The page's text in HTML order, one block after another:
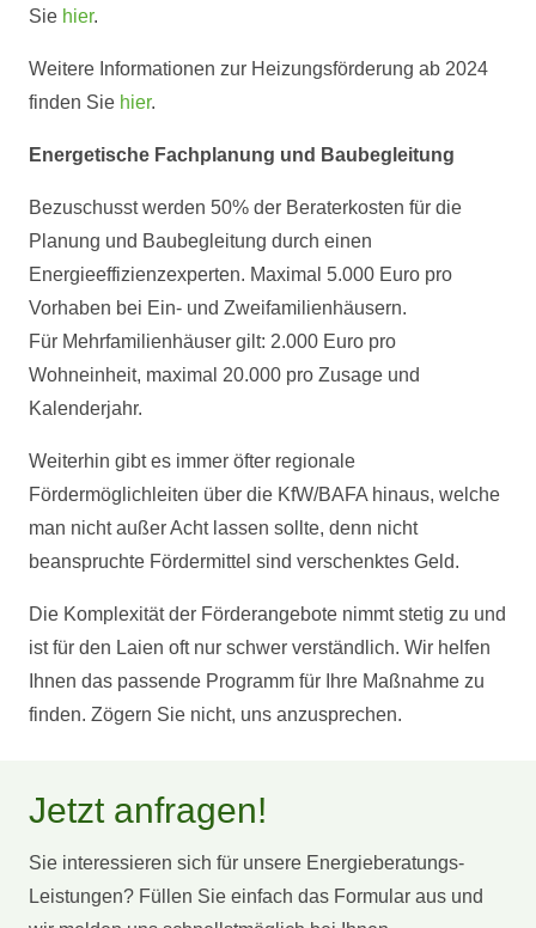
Sie hier.
Weitere Informationen zur Heizungsförderung ab 2024
finden Sie hier.
Energetische Fachplanung und Baubegleitung
Bezuschusst werden 50% der Beraterkosten für die
Planung und Baubegleitung durch einen
Energieeffizienzexperten. Maximal 5.000 Euro pro
Vorhaben bei Ein- und Zweifamilienhäusern.
Für Mehrfamilienhäuser gilt: 2.000 Euro pro
Wohneinheit, maximal 20.000 pro Zusage und
Kalenderjahr.
Weiterhin gibt es immer öfter regionale
Fördermöglichleiten über die KfW/BAFA hinaus, welche
man nicht außer Acht lassen sollte, denn nicht
beanspruchte Fördermittel sind verschenktes Geld.
Die Komplexität der Förderangebote nimmt stetig zu und
ist für den Laien oft nur schwer verständlich. Wir helfen
Ihnen das passende Programm für Ihre Maßnahme zu
finden. Zögern Sie nicht, uns anzusprechen.
Jetzt anfragen!
Sie interessieren sich für unsere Energieberatungs-
Leistungen? Füllen Sie einfach das Formular aus und